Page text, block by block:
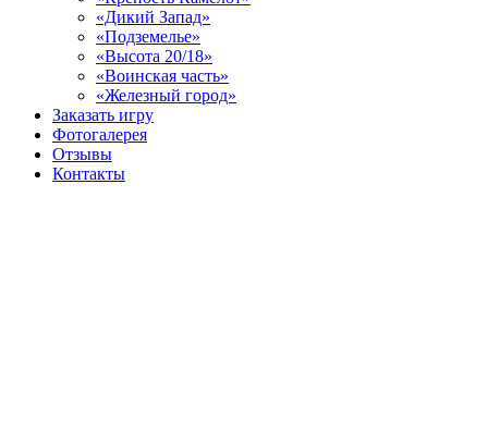
«Дикий Запад»
«Подземелье»
«Высота 20/18»
«Воинская часть»
«Железный город»
Заказать игру
Фотогалерея
Отзывы
Контакты